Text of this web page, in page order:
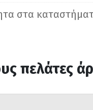
στα
πελάτες